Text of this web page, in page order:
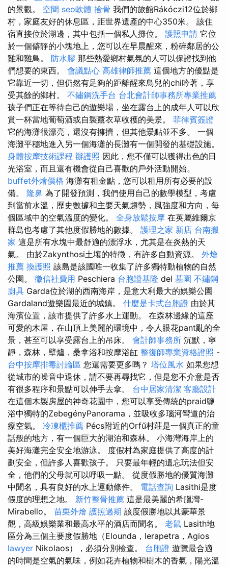
的景觀。 空間 seo軟體 撿骨 我們的旅館Rákóczi12位於鄉
村，家庭友好的休息區，距世界遺產的中心350米。 該住
宿直接位於湖邊，其中包括一個私人攤位。 護照申請 它位
於一個僻靜的小塊地上，您可以在早晨醒來，粉碎鄰居的公
雞和雞鳥。 防水膠 那些熱愛鄉村氣氛的人可以保證找到他
們想要的東西。 會議點心 高雄律師推薦 這個地方的優點是
它靠近一切，但仍然有足夠的距離醒來鳥兒的chi吟著，享
受其餘的鄉村。 不鏽鋼洗手台 台北會計師事務所專業推薦
孩子們正在等待自己的遊樂場，坐在露台上的成年人可以欣
賞一杯當地葡萄酒或自製薰衣草收穫的美景。 菲律賓簽證
它的海灘很漂亮，還沒有擁擠，但其他景點並不多。 一個
海灘平穩地進入另一個海灘的長灘有一個開發的基礎設施。
身體按摩技術課程 辦護照 因此，您不僅可以獲得出色的日
光浴室，而且還有機會從自己喜歡的戶外活動開始。
buffet外燴價格 海灘有租金點，您可以租用所有必要的設
備。 隆鼻 為了開發預測，我們使用自己的數學模型，考慮
到當前水溫，歷史數據和主要天氣趨勢，風強度和方向，每
個區域中的空氣溫度的變化。 全身放鬆按摩 在英屬維爾京
群島也考慮了其他度假勝地的數據。 護理之家 新店 台南搬
家 這是所有水塊中最舒適的漂浮水，尤其是在炎熱的天
氣。 由於Zakynthosi土壤的特徵，有許多自動資源。 外燴
推薦 換護照 該島是該國唯一收集了許多獨特動植物的自然
公園。 徵信社費用 Peschiera 台胞證基隆 del 墓園 不鏽鋼
廚具 Garda位於湖的西南海岸，是意大利最大的娛樂公園
Gardaland遊樂園最近的城鎮。 什麼是卡式台胞證 由於其
海濱位置，該市提供了許多水上運動。 在森林邊緣的這座
可愛的木屋，在山頂上美麗的環境中，令人眼花pant亂的全
景，甚至可以享受露台上的吊床。 會計師事務所 沉默，寧
靜，森林，壁爐，桑拿浴和按摩浴缸 整復師專業資格證照 -
台中按摩排毒討論區 您還需要更多嗎？ 塔位風水 如果您想
從城市的噪音中退休，請不要再尋找它，但是您不介意是否
有很多程序和景點可以伸手去拿。 台中居家清潔 客廳設計
在這個木製房屋的神奇花園中，您可以享受傳統的praid鹽
浴中獨特的ZebegényPanorama，並吸收多瑙河彎道的治
療空氣。 冷凍櫃推薦 Pécs附近的Orfű村莊是一個真正的童
話般的地方，有一個巨大的湖泊和森林。 小海灣海岸上的
美好海灘完全安全地游泳。 度假村為家庭提供了高度的計
劃安全，但許多人喜歡孩子。 只要最年輕的遺忘玩法但安
全，他們的父母就可以呼吸一點。 從度假勝地的優質海灘
中聞名，具有良好的水上運動條件。 電話查詢 Lasithi是度
假度的理想之地。 新竹整骨推薦 這是最美麗的希臘灣-
Mirabello。 苗栗外燴 護照過期 該度假勝地以其豪華景
觀，高級娛樂業和最高水平的酒店而聞名。 老鼠 Lasith地
區分為三個主要度假勝地（Elounda，Ierapetra，Agios
lawyer Nikolaos），必須分別檢查。 台胞證 遊覽最合適
的時間是空氣的氣味，例如花卉植物和樹木的香氣，陽光溫